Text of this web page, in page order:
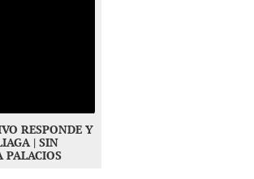
RESPONDE Y
| SIN
PALACIOS